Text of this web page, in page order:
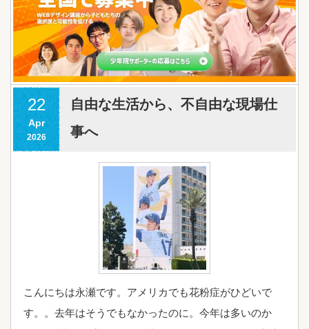
22
Apr
2026
自由な生活から、不自由な現場仕
事へ
こんにちは永瀬です。アメリカでも花粉症がひどいで
す。。去年はそうでもなかったのに。今年は多いのか